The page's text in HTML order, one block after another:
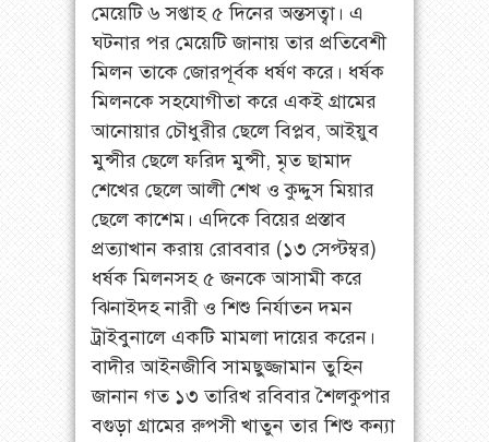
মেয়েটি ৬ সপ্তাহ ৫ দিনের অন্তসত্বা। এ
ঘটনার পর মেয়েটি জানায় তার প্রতিবেশী
মিলন তাকে জোরপূর্বক ধর্ষণ করে। ধর্ষক
মিলনকে সহযোগীতা করে একই গ্রামের
আনোয়ার চৌধুরীর ছেলে বিপ্লব, আইয়ুব
মুন্সীর ছেলে ফরিদ মুন্সী, মৃত ছামাদ
শেখের ছেলে আলী শেখ ও কুদ্দুস মিয়ার
ছেলে কাশেম। এদিকে বিয়ের প্রস্তাব
প্রত্যাখান করায় রোববার (১৩ সেপ্টম্বর)
ধর্ষক মিলনসহ ৫ জনকে আসামী করে
ঝিনাইদহ নারী ও শিশু নির্যাতন দমন
ট্রাইবুনালে একটি মামলা দায়ের করেন।
বাদীর আইনজীবি সামছুজ্জামান তুহিন
জানান গত ১৩ তারিখ রবিবার শৈলকুপার
বগুড়া গ্রামের রুপসী খাতুন তার শিশু কন্যা